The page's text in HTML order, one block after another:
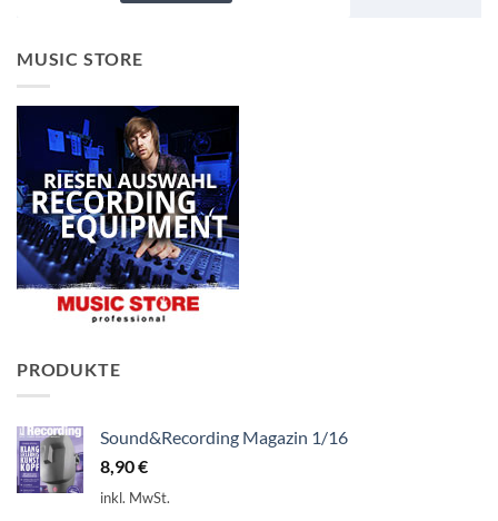
MUSIC STORE
PRODUKTE
Sound&Recording Magazin 1/16
8,90€
inkl. MwSt.